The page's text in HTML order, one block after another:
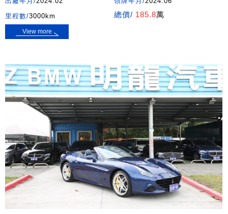
里程數/3000km 總價/ 185.8萬
View more